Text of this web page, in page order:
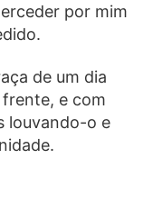
por mim
de um dia
e com
louvando-o e